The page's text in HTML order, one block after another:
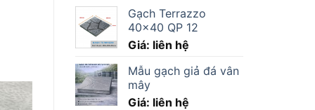
Gạch Terrazzo
40×40 QP 12
Giá: liên hệ
Mẫu gạch giả đá vân
mây
Giá: liên hệ